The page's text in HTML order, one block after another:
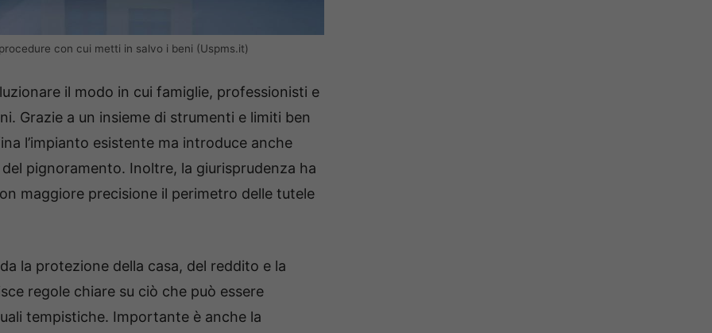
con cui metti in salvo i beni (Uspms.it)
il modo in cui famiglie, professionisti e
Grazie a un insieme di strumenti e limiti ben
l’impianto esistente ma introduce anche
pignoramento. Inoltre, la giurisprudenza ha
maggiore precisione il perimetro delle tutele
la protezione della casa, del reddito e la
regole chiare su ciò che può essere
tempistiche. Importante è anche la